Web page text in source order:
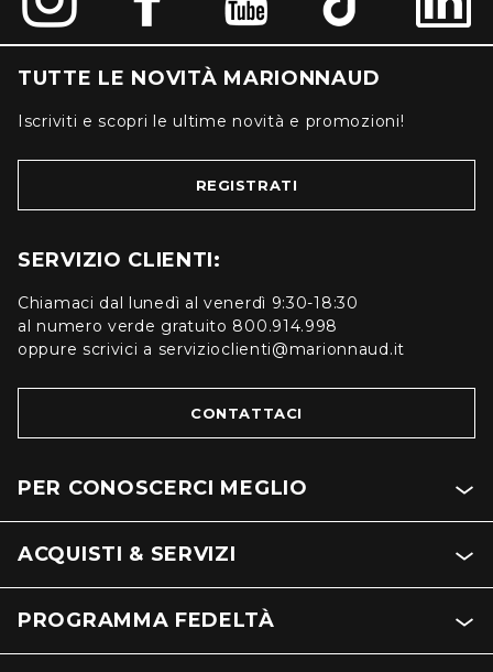
TUTTE LE NOVITÀ MARIONNAUD
Iscriviti e scopri le ultime novità e promozioni!
REGISTRATI
SERVIZIO CLIENTI:
Chiamaci dal lunedì al venerdì 9:30-18:30
al numero verde gratuito 800.914.998
oppure scrivici a servizioclienti@marionnaud.it
CONTATTACI
PER CONOSCERCI MEGLIO
ACQUISTI & SERVIZI
PROGRAMMA FEDELTÀ